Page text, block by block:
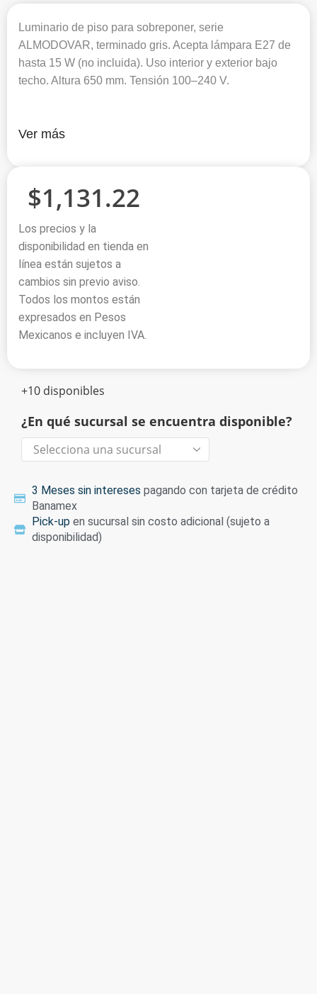
Luminario de piso para sobreponer, serie
ALMODOVAR, terminado gris. Acepta lámpara E27 de
hasta 15 W (no incluida). Uso interior y exterior bajo
techo. Altura 650 mm. Tensión 100–240 V.
Ver más
$1,131.22
Los precios y la
disponibilidad en tienda en
línea están sujetos a
cambios sin previo aviso.
Todos los montos están
expresados en Pesos
Mexicanos e incluyen IVA.
+10 disponibles
¿En qué sucursal se encuentra disponible?
3 Meses sin intereses pagando con tarjeta de crédito
Banamex
Pick-up en sucursal sin costo adicional (sujeto a
disponibilidad)